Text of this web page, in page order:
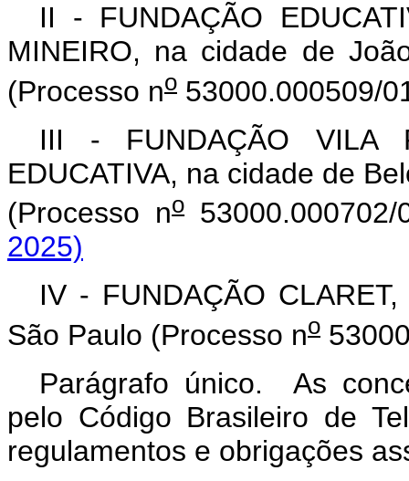
II - FUNDAÇÃO
MINEIRO, na cidade de
(Processo no 53000.000509/
III - FUNDAÇÃO VILA
EDUCATIVA, na cidade de
(Processo no
2025)
IV - FUNDAÇÃO
São Paulo (Processo no
Parágrafo único. As
pelo Código Brasileiro de
regulamentos e obrigações